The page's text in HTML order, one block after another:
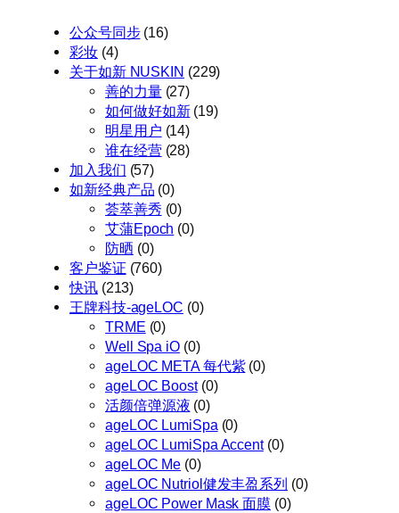
公众号同步(16)
彩妆(4)
关于如新 NUSKIN (229)
善的力量(27)
如何做好如新(19)
明星用户 (14)
谁在经营(28)
加入我们 (57)
如新经典产品 (0)
荟萃善秀 (0)
艾蒲Epoch (0)
防晒 (0)
客户鉴证 (760)
快讯(213)
王牌科技-ageLOC (0)
TRME (0)
Well Spa iO(0)
ageLOC META 每代紫(0)
ageLOC Boost(0)
活颜倍弹源液 (0)
ageLOC LumiSpa (0)
ageLOC LumiSpa Accent(0)
ageLOC Me (0)
ageLOC Nutriol健发丰盈系列 (0)
ageLOC Power Mask 面膜 (0)